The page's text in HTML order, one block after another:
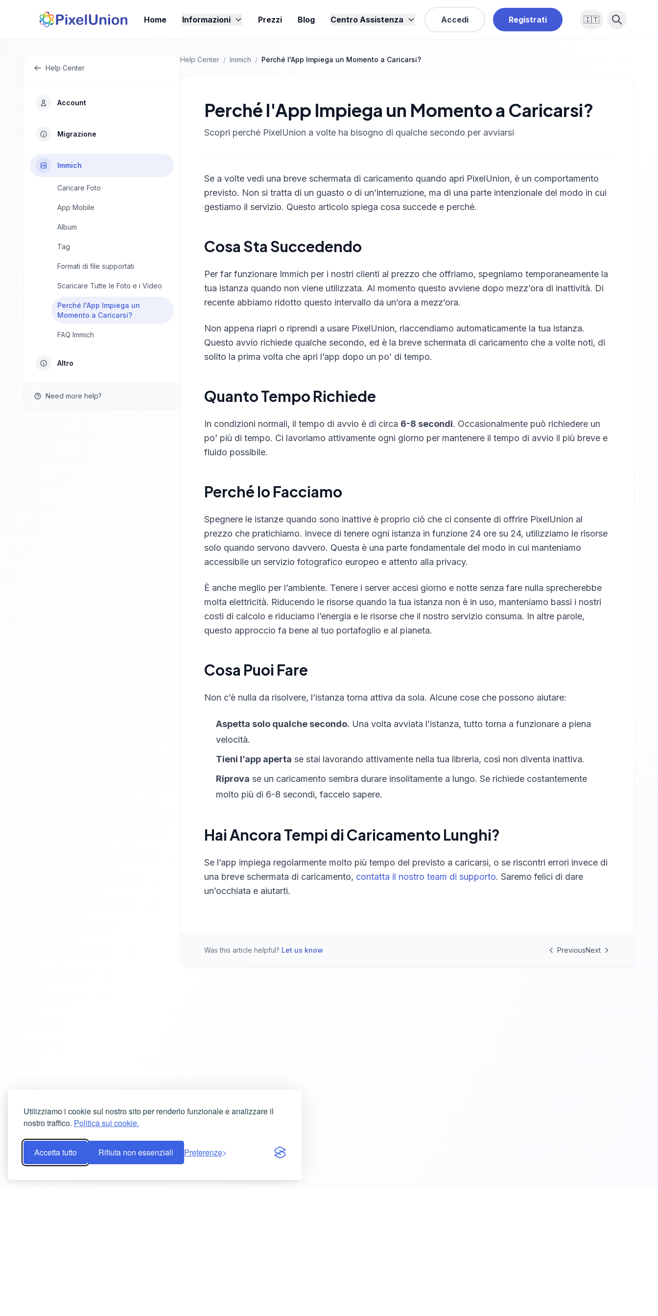
Utilizziamo i cookie sul nostro sito per renderlo funzionale e analizzare il
nostro traffico. Politica sui cookie.
Accetta tutto Rifiuta non essenziali Preferenze
Home Informazioni Prezzi Blog Centro Assistenza Accedi Registrati 🇮🇹
Help Center
Account
Migrazione
Immich
Caricare Foto
App Mobile
Album
Tag
Formati di file supportati
Scaricare Tutte le Foto e i Video
Perché l'App Impiega un
Momento a Caricarsi?
FAQ Immich
Altro
Need more help?
Help Center / Immich / Perché l'App Impiega un Momento a Caricarsi?
Perché l'App Impiega un Momento a Caricarsi?
Scopri perché PixelUnion a volte ha bisogno di qualche secondo per avviarsi
Se a volte vedi una breve schermata di caricamento quando apri PixelUnion, è un comportamento
previsto. Non si tratta di un guasto o di un’interruzione, ma di una parte intenzionale del modo in cui
gestiamo il servizio. Questo articolo spiega cosa succede e perché.
Cosa Sta Succedendo
Per far funzionare Immich per i nostri clienti al prezzo che offriamo, spegniamo temporaneamente la
tua istanza quando non viene utilizzata. Al momento questo avviene dopo mezz’ora di inattività. Di
recente abbiamo ridotto questo intervallo da un’ora a mezz’ora.
Non appena riapri o riprendi a usare PixelUnion, riaccendiamo automaticamente la tua istanza.
Questo avvio richiede qualche secondo, ed è la breve schermata di caricamento che a volte noti, di
solito la prima volta che apri l’app dopo un po’ di tempo.
Quanto Tempo Richiede
In condizioni normali, il tempo di avvio è di circa 6-8 secondi. Occasionalmente può richiedere un
po’ più di tempo. Ci lavoriamo attivamente ogni giorno per mantenere il tempo di avvio il più breve e
fluido possibile.
Perché lo Facciamo
Spegnere le istanze quando sono inattive è proprio ciò che ci consente di offrire PixelUnion al
prezzo che pratichiamo. Invece di tenere ogni istanza in funzione 24 ore su 24, utilizziamo le risorse
solo quando servono davvero. Questa è una parte fondamentale del modo in cui manteniamo
accessibile un servizio fotografico europeo e attento alla privacy.
È anche meglio per l’ambiente. Tenere i server accesi giorno e notte senza fare nulla sprecherebbe
molta elettricità. Riducendo le risorse quando la tua istanza non è in uso, manteniamo bassi i nostri
costi di calcolo e riduciamo l’energia e le risorse che il nostro servizio consuma. In altre parole,
questo approccio fa bene al tuo portafoglio e al pianeta.
Cosa Puoi Fare
Non c’è nulla da risolvere, l’istanza torna attiva da sola. Alcune cose che possono aiutare:
Aspetta solo qualche secondo. Una volta avviata l’istanza, tutto torna a funzionare a piena
velocità.
Tieni l’app aperta se stai lavorando attivamente nella tua libreria, così non diventa inattiva.
Riprova se un caricamento sembra durare insolitamente a lungo. Se richiede costantemente
molto più di 6-8 secondi, faccelo sapere.
Hai Ancora Tempi di Caricamento Lunghi?
Se l’app impiega regolarmente molto più tempo del previsto a caricarsi, o se riscontri errori invece di
una breve schermata di caricamento, contatta il nostro team di supporto. Saremo felici di dare
un’occhiata e aiutarti.
Was this article helpful? Let us know PreviousNext